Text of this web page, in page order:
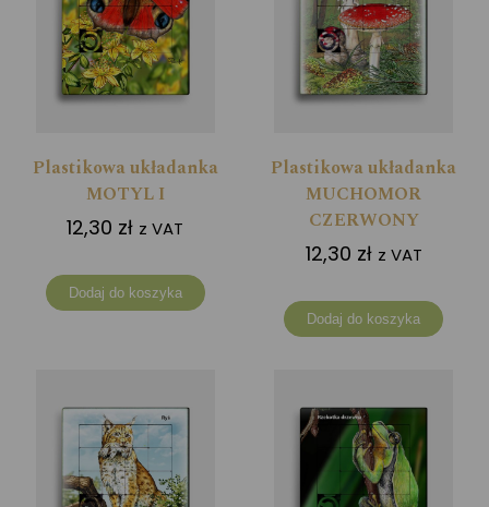
Plastikowa układanka
MOTYL I
12,30 zł z VAT
Dodaj do koszyka
Plastikowa układanka
MUCHOMOR
CZERWONY
12,30 zł z VAT
Dodaj do koszyka